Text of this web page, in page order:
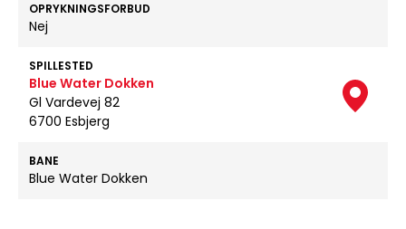
OPRYKNINGSFORBUD
Nej
SPILLESTED
Blue Water Dokken
Gl Vardevej 82
6700 Esbjerg
BANE
Blue Water Dokken